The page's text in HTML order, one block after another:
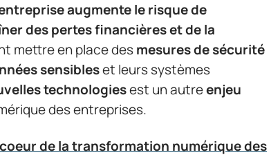
augmente le risque de
des pertes financières et de la
mettre en place desmesures de sécurité
sensibleset leurs systèmes
technologiesest un autreenjeu
des entreprises.
de la transformation numérique des